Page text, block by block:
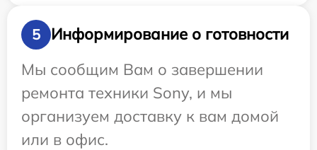
5
Информирование о готовности
Мы сообщим Вам о завершении
ремонта техники Sony, и мы
организуем доставку к вам домой
или в офис.